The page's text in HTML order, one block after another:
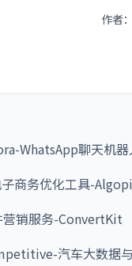
作者
WhatsApp聊天机器
商务优化工具-
营销服务-ConvertKit
汽车大数据